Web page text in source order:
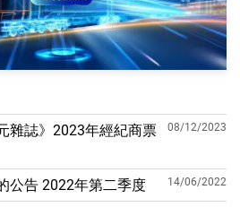
雜誌》2023年經紀商票
08/12/2023
公告 2022年第二季度 14/06/2022